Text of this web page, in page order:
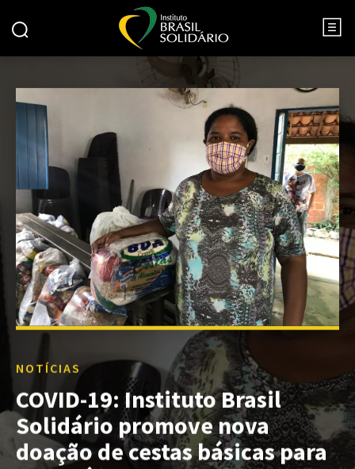
NOTÍCIAS
COVID-19: Instituto Brasil
Solidário promove nova
doação de cestas básicas para